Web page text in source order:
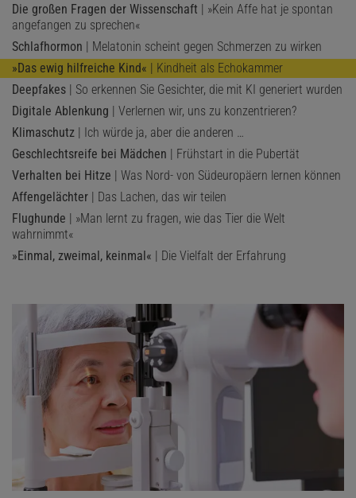
Die großen Fragen der Wissenschaft | »Kein Affe hat je spontan
angefangen zu sprechen«
Schlafhormon | Melatonin scheint gegen Schmerzen zu wirken
»Das ewig hilfreiche Kind« | Kindheit als Echokammer
Deepfakes | So erkennen Sie Gesichter, die mit KI generiert wurden
Digitale Ablenkung | Verlernen wir, uns zu konzentrieren?
Klimaschutz | Ich würde ja, aber die anderen …
Geschlechtsreife bei Mädchen | Frühstart in die Pubertät
Verhalten bei Hitze | Was Nord- von Südeuropäern lernen können
Affengelächter | Das Lachen, das wir teilen
Flughunde | »Man lernt zu fragen, wie das Tier die Welt
wahrnimmt«
»Einmal, zweimal, keinmal« | Die Vielfalt der Erfahrung